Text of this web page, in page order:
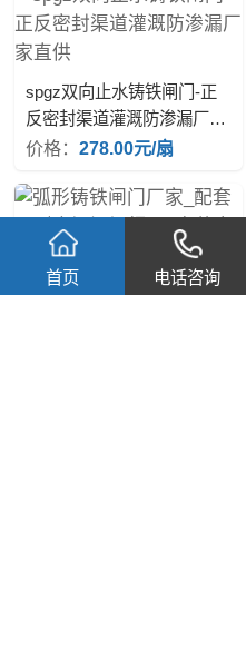
spgz双向止水铸铁闸门-正
反密封渠道灌溉防渗漏厂家
直供
价格：278.00元/扇
弧形铸铁闸门厂家_配套 U
首页 电话咨询